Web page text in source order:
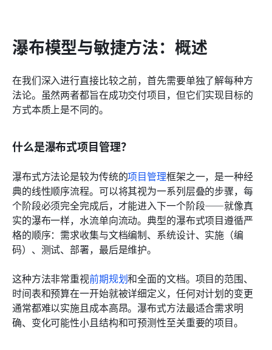
瀑布模型与敏捷方法：概述
在我们深入进行直接比较之前，首先需要单独了解每种方
法论。虽然两者都旨在成功交付项目，但它们实现目标的
方式本质上是不同的。
什么是瀑布式项目管理？
瀑布式方法论是较为传统的项目管理框架之一，是一种经
典的线性顺序流程。可以将其视为一系列层叠的步骤，每
个阶段必须完全完成后，才能进入下一个阶段——就像真
实的瀑布一样，水流单向流动。典型的瀑布式项目遵循严
格的顺序：需求收集与文档编制、系统设计、实施（编
码）、测试、部署，最后是维护。
这种方法非常重视前期规划和全面的文档。项目的范围、
时间表和预算在一开始就被详细定义，任何对计划的变更
通常都难以实施且成本高昂。瀑布式方法最适合需求明
确、变化可能性小且结构和可预测性至关重要的项目。